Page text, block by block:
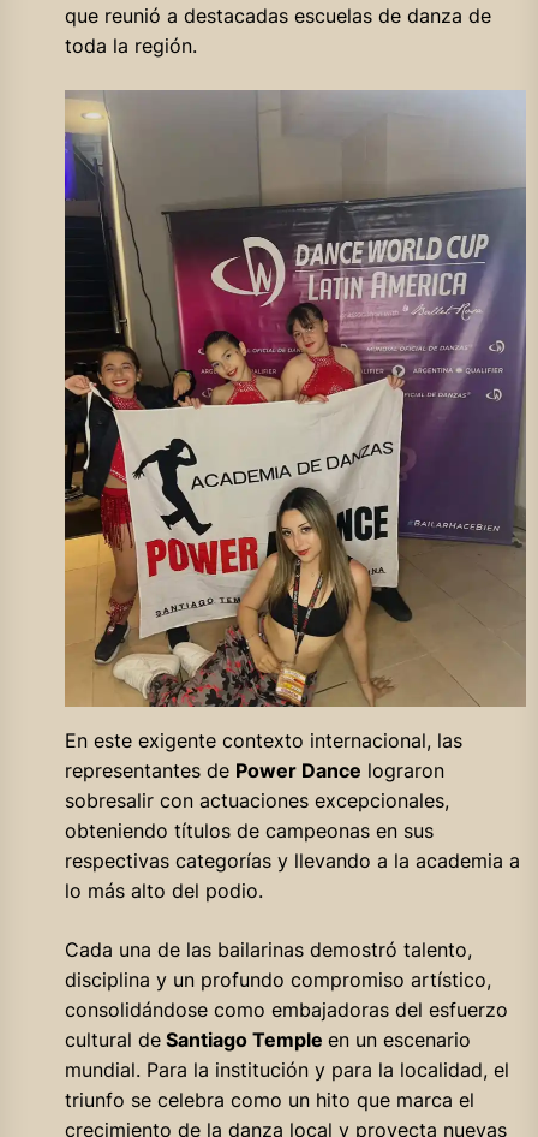
que reunió a destacadas escuelas de danza de
toda la región.
En este exigente contexto internacional, las
representantes de Power Dance lograron
sobresalir con actuaciones excepcionales,
obteniendo títulos de campeonas en sus
respectivas categorías y llevando a la academia a
lo más alto del podio.
Cada una de las bailarinas demostró talento,
disciplina y un profundo compromiso artístico,
consolidándose como embajadoras del esfuerzo
cultural deSantiago Temple en un escenario
mundial. Para la institución y para la localidad, el
triunfo se celebra como un hito que marca el
crecimiento de la danza local y proyecta nuevas